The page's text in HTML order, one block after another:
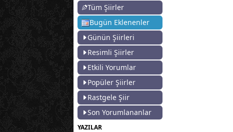
Tüm Şiirler
Bugün Eklenenler
Günün Şiirleri
Resimli Şiirler
Etkili Yorumlar
Popüler Şiirler
Rastgele Şiir
Son Yorumlananlar
YAZILAR